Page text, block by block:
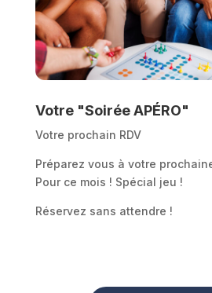
Votre "Soirée APÉRO"
Votre prochain RDV
Préparez vous à votre
Pour ce mois ! Spécial jeu !
Réservez sans attendre !